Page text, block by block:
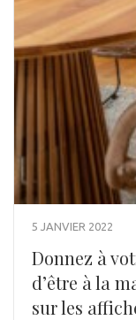
5 JANVIER 2022
Donnez à
d’être à la
sur les